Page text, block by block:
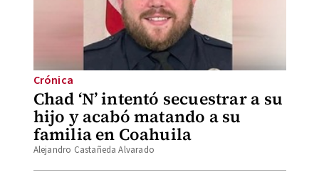
Chad ‘N’ intentó secuestrar a su
hijo y acabó matando a su
familia en Coahuila
Crónica
Alejandro Castañeda Alvarado